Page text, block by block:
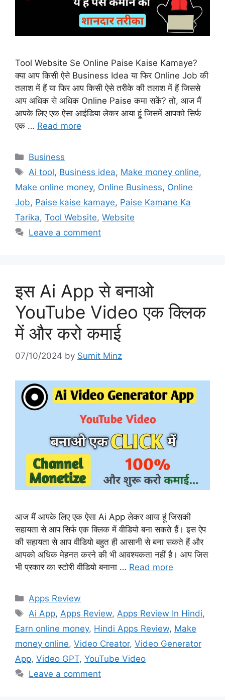
Tool Website Se Online Paise Kaise Kamaye?
क्या आप किसी ऐसे Business Idea या फिर Online Job की
तलाश में हैं या फिर आप किसी ऐसे तरीके की तलाश में हैं जिससे
आप अधिक से अधिक Online Paise कमा सकें? तो, आज मैं
आपके लिए एक ऐसा आईडिया लेकर आया हूं जिसमें आपको सिर्फ
एक … Read more
Categories
Business
Tags
Ai tool, Business idea, Make money online,
Make online money, Online Business, Online
Job, Paise kaise kamaye, Paise Kamane Ka
Tarika, Tool Website, Website
Leave a comment
इस Ai App से बनाओ
YouTube Video एक क्लिक
में और करो कमाई
07/10/2024 by Sumit Minz
आज मैं आपके लिए एक ऐसा Ai App लेकर आया हूं जिसकी
सहायता से आप सिर्फ एक क्लिक में वीडियो बना सकते हैं। इस ऐप
की सहायता से आप वीडियो बहुत ही आसानी से बना सकते हैं और
आपको अधिक मेहनत करने की भी आवश्यकता नहीं है। आप जिस
भी प्रकार का स्टोरी वीडियो बनाना … Read more
Categories
Apps Review
Tags
Ai App, Apps Review, Apps Review In Hindi,
Earn online money, Hindi Apps Review, Make
money online, Video Creator, Video Generator
App, Video GPT, YouTube Video
Leave a comment